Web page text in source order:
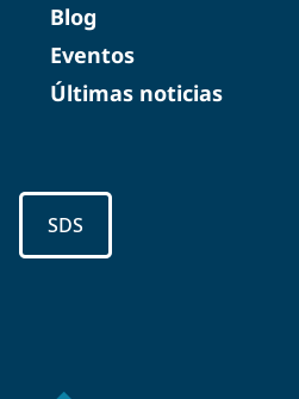
Blog
Eventos
Últimas noticias
SDS